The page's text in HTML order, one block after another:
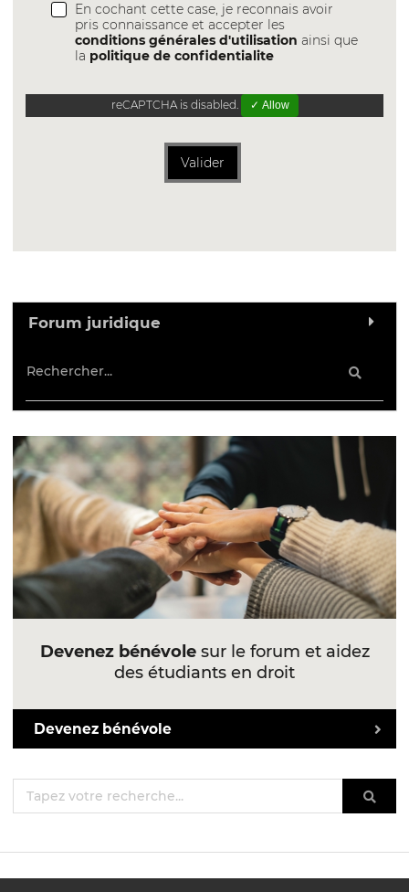
En cochant cette case, je reconnais avoir
pris connaissance et accepter les
conditions générales d'utilisation ainsi que
la politique de confidentialite
reCAPTCHA is disabled. ✓ Allow
Valider
Forum juridique
Devenez bénévolesur le forum et aidez
des étudiants en droit
Devenez bénévole